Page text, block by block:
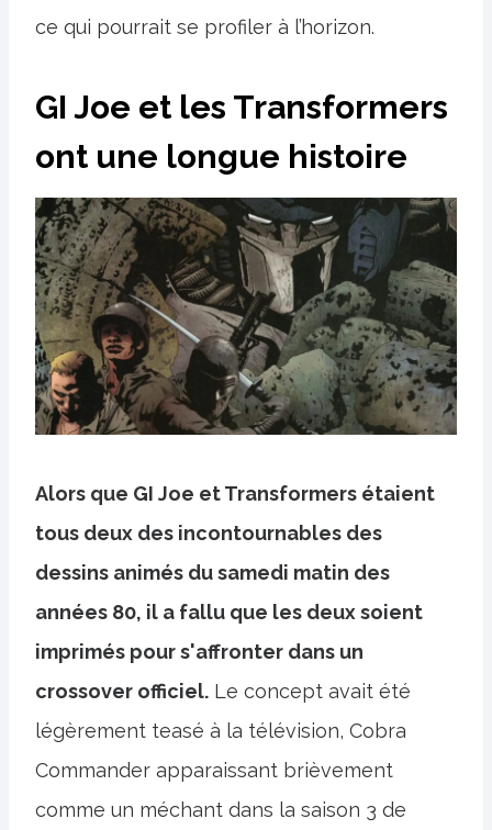
ce qui pourrait se profiler à l’horizon.
GI Joe et les Transformers
ont une longue histoire
Alors que GI Joe et Transformers étaient
tous deux des incontournables des
dessins animés du samedi matin des
années 80, il a fallu que les deux soient
imprimés pour s'affronter dans un
crossover officiel. Le concept avait été
légèrement teasé à la télévision, Cobra
Commander apparaissant brièvement
comme un méchant dans la saison 3 de